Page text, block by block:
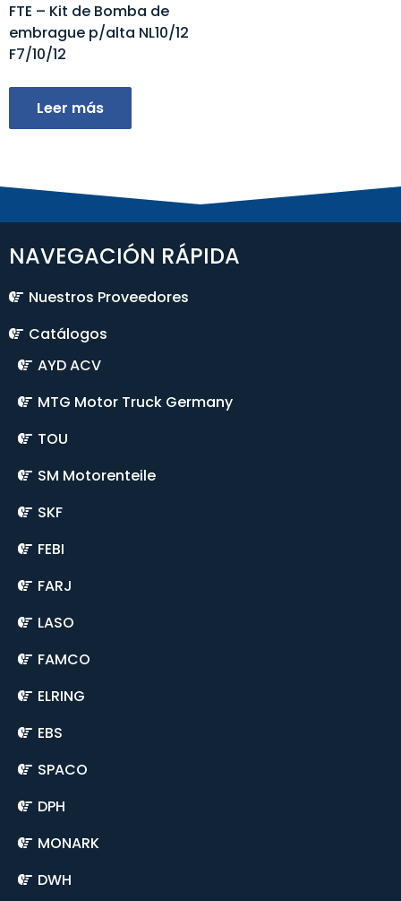
FTE – Kit de Bomba de
embrague p/alta NL10/12
F7/10/12
Leer más
NAVEGACIÓN RÁPIDA
Nuestros Proveedores
Catálogos
AYD ACV
MTG Motor Truck Germany
TOU
SM Motorenteile
SKF
FEBI
FARJ
LASO
FAMCO
ELRING
EBS
SPACO
DPH
MONARK
DWH